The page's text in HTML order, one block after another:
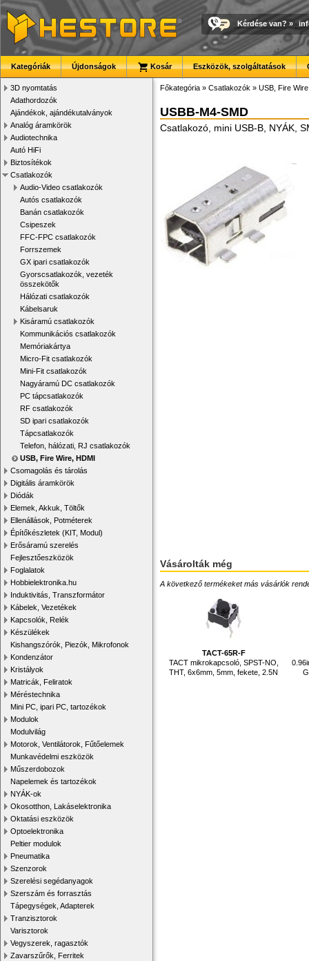
Kérdése van? »
Kategóriák Újdonságok Kosár Eszközök, szolgáltatások
3D nyomtatás
Adathordozók
Ajándékok, ajándékutalványok
Analóg áramkörök
Audiotechnika
Autó HiFi
Biztosítékok
Csatlakozók
Audio-Video csatlakozók
Autós csatlakozók
Banán csatlakozók
Csipeszek
FFC-FPC csatlakozók
Forrszemek
GX ipari csatlakozók
Gyorscsatlakozók, vezeték
összekötők
Hálózati csatlakozók
Kábelsaruk
Kisáramú csatlakozók
Kommunikációs csatlakozók
Memóriakártya
Micro-Fit csatlakozók
Mini-Fit csatlakozók
Nagyáramú DC csatlakozók
PC tápcsatlakozók
RF csatlakozók
SD ipari csatlakozók
Tápcsatlakozók
Telefon, hálózati, RJ csatlakozók
USB, Fire Wire, HDMI
Csomagolás és tárolás
Digitális áramkörök
Diódák
Elemek, Akkuk, Töltők
Ellenállások, Potméterek
Építőkészletek (KIT, Modul)
Erősáramú szerelés
Fejlesztőeszközök
Foglalatok
Hobbielektronika.hu
Induktivitás, Transzformátor
Kábelek, Vezetékek
Kapcsolók, Relék
Készülékek
Kishangszórók, Piezók, Mikrofonok
Kondenzátor
Kristályok
Matricák, Feliratok
Méréstechnika
Mini PC, ipari PC, tartozékok
Modulok
Modulvilág
Motorok, Ventilátorok, Fűtőelemek
Munkavédelmi eszközök
Műszerdobozok
Napelemek és tartozékok
NYÁK-ok
Okosotthon, Lakáselektronika
Oktatási eszközök
Optoelektronika
Peltier modulok
Pneumatika
Szenzorok
Szerelési segédanyagok
Szerszám és forrasztás
Tápegységek, Adapterek
Tranzisztorok
Varisztorok
Vegyszerek, ragasztók
Zavarszűrők, Ferritek
Főkategória » Csatlakozók » USB, Fire
USBB-M4-SMD
Csatlakozó, mini USB-B, NYÁK,
Vásárolták még
A következő termékeket más vásárlók
TACT-65R-F
TACT mikrokapcsoló, SPST-NO,
THT, 6x6mm, 5mm, fekete, 2.5N